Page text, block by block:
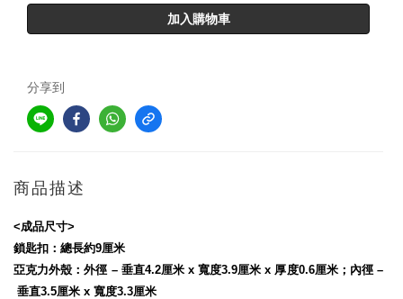
加入購物車
分享到
商品描述
<成品尺寸>
鎖匙扣：總長約9厘米
亞克力外殼：外徑 – 垂直4.2厘米 x 寬度3.9厘米 x 厚度0.6厘米；內徑 –
垂直3.5厘米 x 寬度3.3厘米